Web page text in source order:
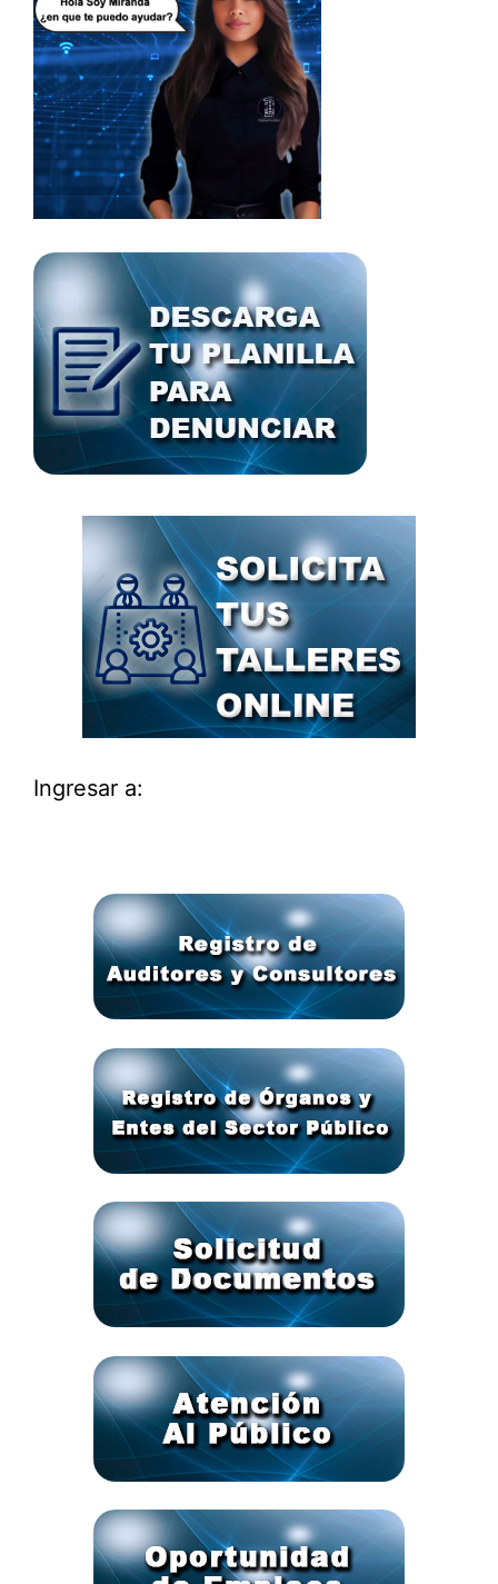
darle diversos lineamientos por los que se deben regir,
para realizar los procedimientos correspondientes a
cada trabajo que deben entregar al Órgano Contralor
del Estado.
Cabe destacar que las contralorías municipales son el
órgano de control, vigilancia y fiscalización de los
desempeño y actuación de los servidores públicos;
promoviendo el estricto apego al marco jurídico por el
que se rige el país.
Ingresar a: